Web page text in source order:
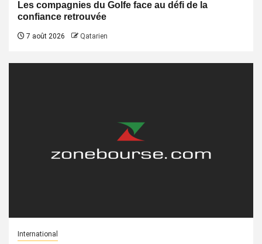
Les compagnies du Golfe face au défi de la
confiance retrouvée
7 août 2026 Qatarien
International